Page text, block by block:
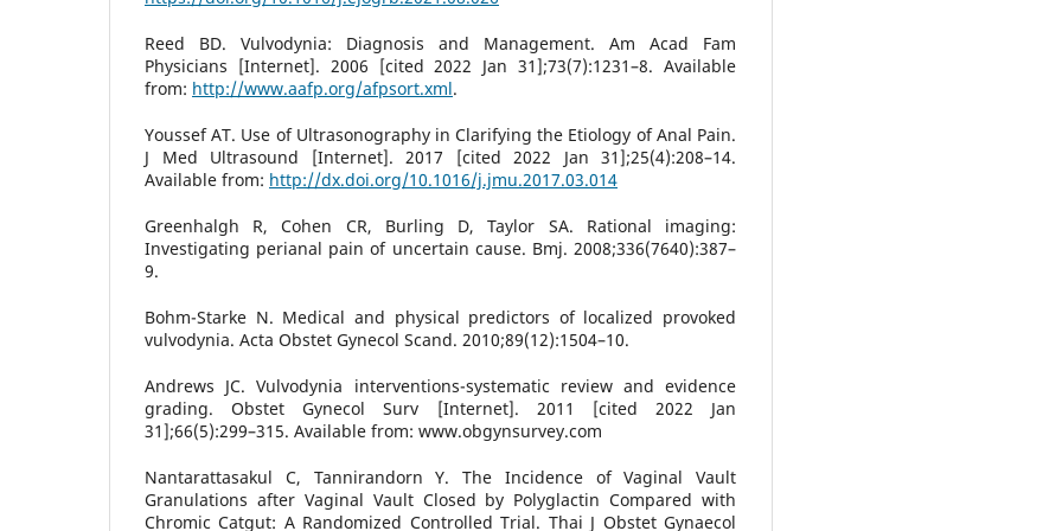
Reed BD. Vulvodynia: Diagnosis and Management. Am Acad Fam
Physicians [Internet]. 2006 [cited 2022 Jan 31];73(7):1231–8. Available
from: http://www.aafp.org/afpsort.xml.
Youssef AT. Use of Ultrasonography in Clarifying the Etiology of Anal Pain.
J Med Ultrasound [Internet]. 2017 [cited 2022 Jan 31];25(4):208–14.
Available from: http://dx.doi.org/10.1016/j.jmu.2017.03.014
Greenhalgh R, Cohen CR, Burling D, Taylor SA. Rational imaging:
Investigating perianal pain of uncertain cause. Bmj. 2008;336(7640):387–
9.
Bohm-Starke N. Medical and physical predictors of localized provoked
vulvodynia. Acta Obstet Gynecol Scand. 2010;89(12):1504–10.
Andrews JC. Vulvodynia interventions-systematic review and evidence
grading. Obstet Gynecol Surv [Internet]. 2011 [cited 2022 Jan
31];66(5):299–315. Available from: www.obgynsurvey.com
Nantarattasakul C, Tannirandorn Y. The Incidence of Vaginal Vault
Granulations after Vaginal Vault Closed by Polyglactin Compared with
Chromic Catgut: A Randomized Controlled Trial. Thai J Obstet Gynaecol